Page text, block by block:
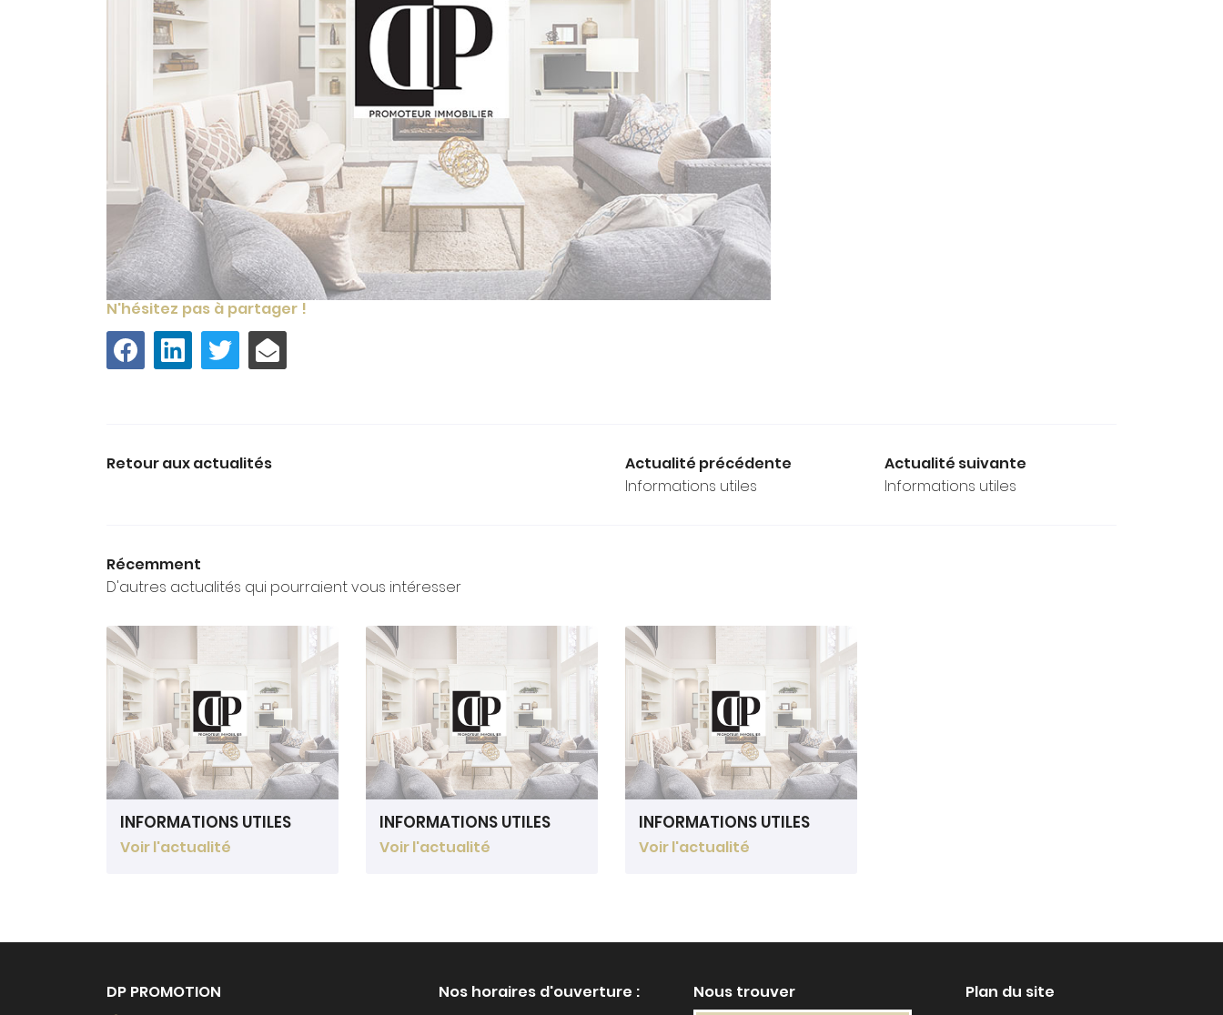
N'hésitez pas à partager !
Retour aux actualités
Actualité précédente
Informations utiles
Actualité suivante
Informations utiles
Récemment
D'autres actualités qui pourraient vous intéresser
INFORMATIONS UTILES
Voir l'actualité
INFORMATIONS UTILES
Voir l'actualité
INFORMATIONS UTILES
Voir l'actualité
DP PROMOTION
Nos horaires d'ouverture :
Nous trouver
Plan du site